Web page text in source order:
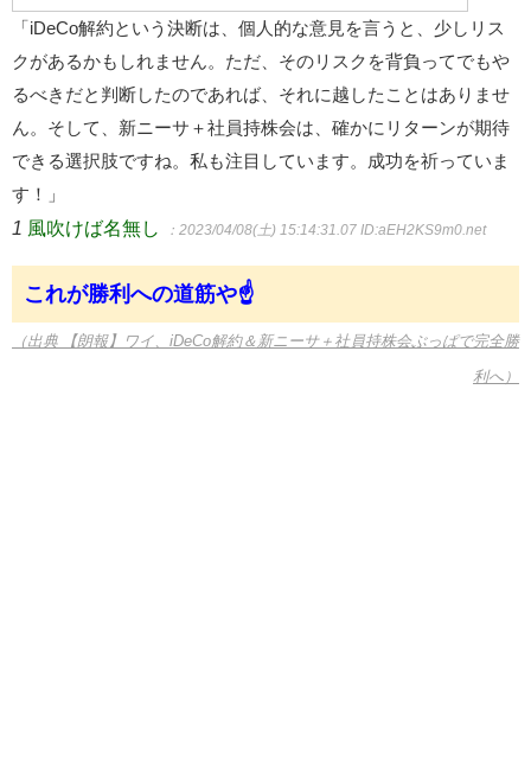
「iDeCo解約という決断は、個人的な意見を言うと、少しリス
クがあるかもしれません。ただ、そのリスクを背負ってでもや
るべきだと判断したのであれば、それに越したことはありませ
ん。そして、新ニーサ＋社員持株会は、確かにリターンが期待
できる選択肢ですね。私も注目しています。成功を祈っていま
す！」
1 風吹けば名無し ：2023/04/08(土) 15:14:31.07 ID:aEH2KS9m0.net
これが勝利への道筋や☝
（出典 【朗報】ワイ、iDeCo解約＆新ニーサ＋社員持株会ぶっぱで完全勝
利へ）